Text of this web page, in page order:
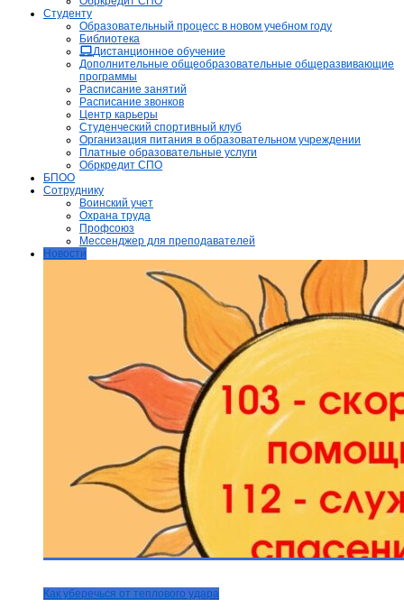
Студенту
Образовательный процесс в новом учебном году
Библиотека
Дистанционное обучение
Дополнительные общеобразовательные общеразвивающие
программы
Расписание занятий
Расписание звонков
Центр карьеры
Студенческий спортивный клуб
Организация питания в образовательном учреждении
Платные образовательные услуги
Обркредит СПО
БПОО
Сотруднику
Воинский учет
Охрана труда
Профсоюз
Мессенджер для преподавателей
Новости
Как уберечься от теплового удара